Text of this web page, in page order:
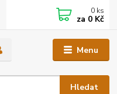
Menu
Hledat
0 ks
za 0 Kč